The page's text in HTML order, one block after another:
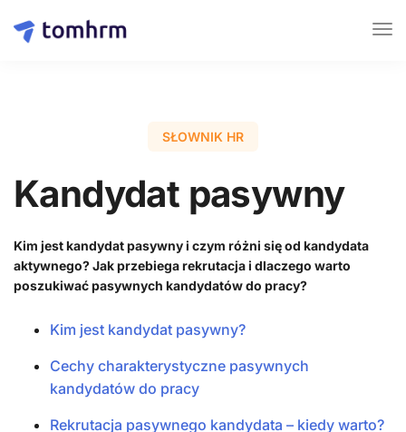
SŁOWNIK HR
Kandydat pasywny
Kim jest kandydat pasywny i czym różni się od kandydata
aktywnego? Jak przebiega rekrutacja i dlaczego warto
poszukiwać pasywnych kandydatów do pracy?
Kim jest kandydat pasywny?
Cechy charakterystyczne pasywnych
kandydatów do pracy
Rekrutacja pasywnego kandydata – kiedy warto?